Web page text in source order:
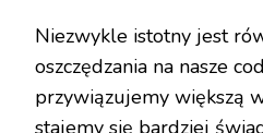
Niezwykle istotny jest
oszczędzania na nasze
przywiązujemy większą
stajemy się bardziej